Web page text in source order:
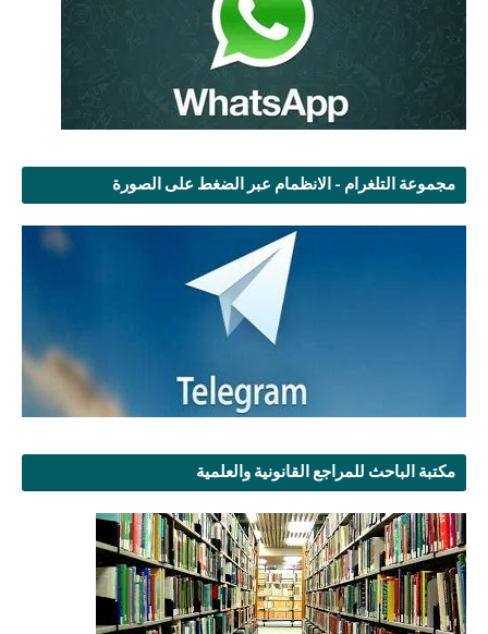
مجموعة التلغرام - الانظمام عبر الضغط على الصورة
مكتبة الباحث للمراجع القانونية والعلمية